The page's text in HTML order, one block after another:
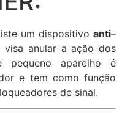
um dispositivo anti–
visa anular a ação dos
pequeno aparelho é
e tem como função
de sinal.